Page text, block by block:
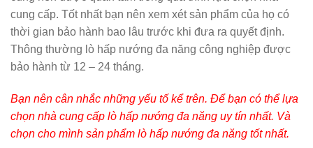
cung cấp. Tốt nhất bạn nên xem xét sản phẩm của họ có
thời gian bảo hành bao lâu trước khi đưa ra quyết định.
Thông thường lò hấp nướng đa năng công nghiệp được
bảo hành từ 12 – 24 tháng.
Bạn nên cân nhắc những yếu tố kể trên. Để bạn có thể lựa
chọn nhà cung cấp lò hấp nướng đa năng uy tín nhất. Và
chọn cho mình sản phẩm lò hấp nướng đa năng tốt nhất.